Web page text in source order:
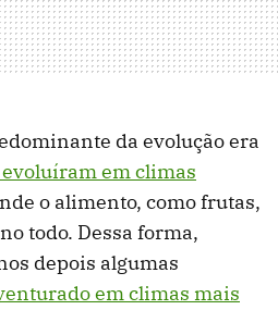
da evolução era
em climas
o alimento, como frutas,
todo. Dessa forma,
depois algumas
em climas mais